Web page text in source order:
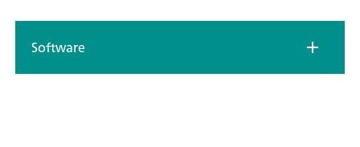
Software